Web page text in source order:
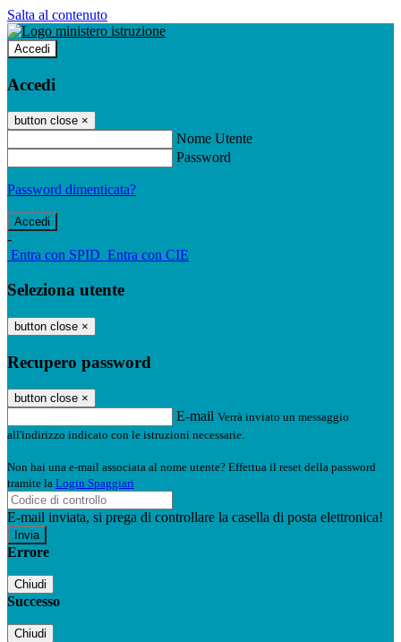
Salta al contenuto
Accedi
Accedi
button close ×
Nome Utente
Password
Password dimenticata?
-
Entra con SPID Entra con CIE
Seleziona utente
button close ×
Recupero password
button close ×
E-mail Verrà inviato un messaggio
all'indirizzo indicato con le istruzioni necessarie.
Non hai una e-mail associata al nome utente? Effettua il reset della password
tramite la Login Spaggiari
E-mail inviata, si prega di controllare la casella di posta elettronica!
Errore
Chiudi
Successo
Chiudi